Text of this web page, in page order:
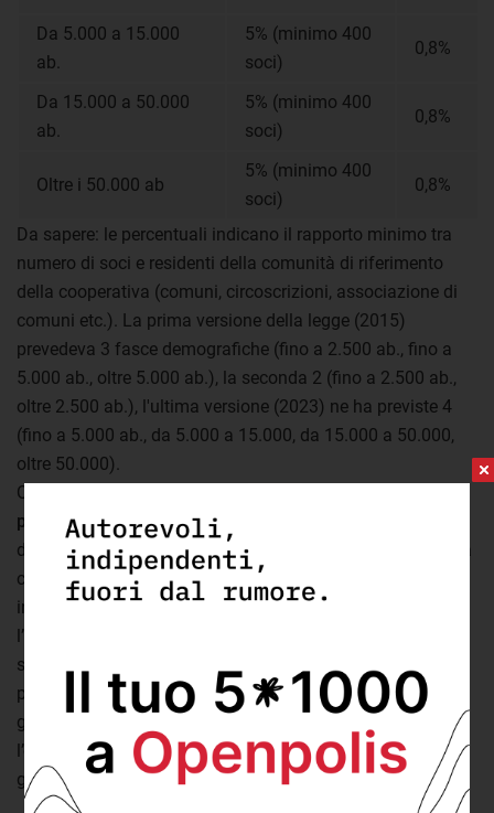
Da 5.000 a 15.000
ab.
5% (minimo 400
soci)
0,8%
Da 15.000 a 50.000
ab.
5% (minimo 400
soci)
0,8%
Oltre i 50.000 ab
5% (minimo 400
soci)
0,8%
Da sapere: le percentuali indicano il rapporto minimo tra
numero di soci e residenti della comunità di riferimento
della cooperativa (comuni, circoscrizioni, associazione di
comuni etc.). La prima versione della legge (2015)
prevedeva 3 fasce demografiche (fino a 2.500 ab., fino a
5.000 ab., oltre 5.000 ab.), la seconda 2 (fino a 2.500 ab.,
oltre 2.500 ab.), l'ultima versione (2023) ne ha previste 4
(fino a 5.000 ab., da 5.000 a 15.000, da 15.000 a 50.000,
oltre 50.000).
Questo modello può consentire l’attivazione di
pratiche a livello locale: un paper di Euricse sulle imprese
di comunità, di prossima pubblicazione, cita ad esempio la
cooperativa di comunità Calascio, in Abruzzo. Un caso
interessante diintegrazione tra servizi sociali
l’assistenza agli anziani e la copertura delle spese
sanitarie,
pubblico, e
attività economiche, in particolare nella
gestione della rocca e del turismo locale, con
l’organizzazione di servizi dedicati quali navette e visite
guidate.